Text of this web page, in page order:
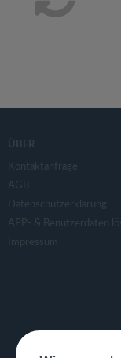
ÜBER
Kontaktanfrage
AGB
Datenschutzerklärung
APP- & Benutzerdaten
Impressum